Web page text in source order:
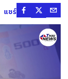
แชร์